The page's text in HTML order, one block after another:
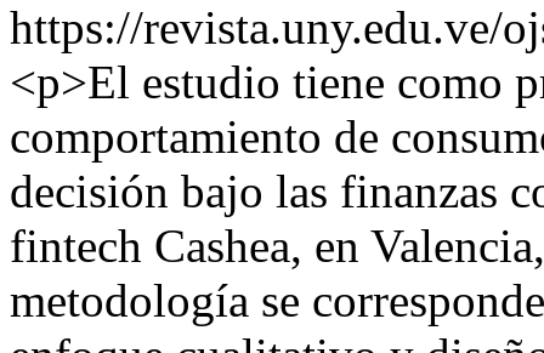
https://revista.uny.edu.ve/
<p>El estudio tiene como
comportamiento de
decisión bajo las finanzas
fintech Cashea, en
metodología se